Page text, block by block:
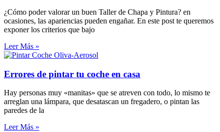
¿Cómo poder valorar un buen Taller de Chapa y Pintura? en
ocasiones, las apariencias pueden engañar. En este post te queremos
exponer los criterios que bajo
Leer Más »
Errores de pintar tu coche en casa
Hay personas muy «manitas» que se atreven con todo, lo mismo te
arreglan una lámpara, que desatascan un fregadero, o pintan las
paredes de la
Leer Más »